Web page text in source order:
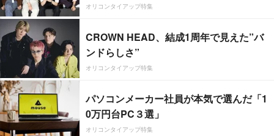
オリコンタイアップ特集
CROWN HEAD、結成1周年で見えた”バ
ンドらしさ”
オリコンタイアップ特集
パソコンメーカー社員が本気で選んだ「1
0万円台PC３選」
オリコンタイアップ特集